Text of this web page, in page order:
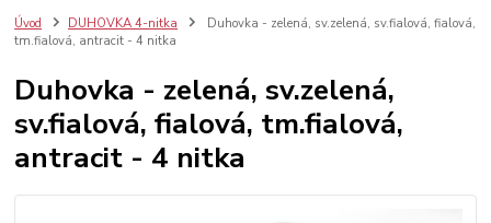
Úvod DUHOVKA 4-nitka
Duhovka - zelená, sv.zelená, sv.fialová, fialová,
tm.fialová, antracit - 4 nitka
Duhovka - zelená, sv.zelená,
sv.fialová, fialová, tm.fialová,
antracit - 4 nitka